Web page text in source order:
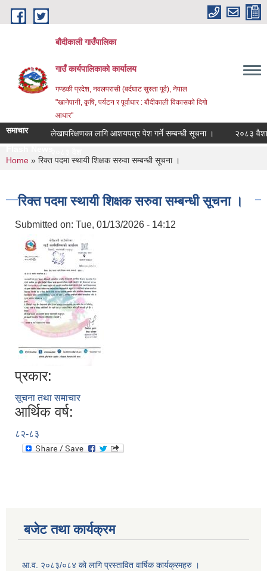
Skip to main content
बौदीकाली गाउँपालिका
गाउँ कार्यपालिकाको कार्यालय
गण्डकी प्रदेश, नवलपरासी (बर्दघाट सुस्ता पूर्व), नेपाल
"खानेपानी, कृषि, पर्यटन र पूर्वाधार : बौदीकाली विकासको दिगो
आधार"
समाचार लेखापरिक्षणका लागि आशयपत्र पेश गर्ने सम्बन्धी सूचना ।
२०८३ वैशाख
You are here
Home » रिक्त पदमा स्थायी शिक्षक सरुवा सम्बन्धी सूचना ।
रिक्त पदमा स्थायी शिक्षक सरुवा सम्बन्धी सूचना ।
Submitted on: Tue, 01/13/2026 - 14:12
प्रकार:
सूचना तथा समाचार
आर्थिक वर्ष:
८२-८३
बजेट तथा कार्यक्रम
आ.व. २०८३/०८४ को लागि प्रस्तावित वार्षिक कार्यक्रमहरु ।